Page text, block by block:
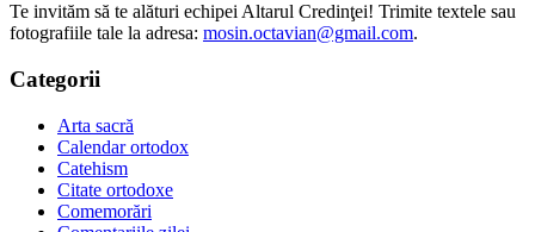
Te invităm să te alături echipei Altarul Credinţei! Trimite textele sau
fotografiile tale la adresa: mosin.octavian@gmail.com.
Categorii
Arta sacră
Calendar ortodox
Catehism
Citate ortodoxe
Comemorări